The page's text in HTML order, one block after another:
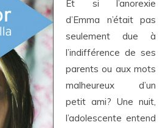
Et si l’anorexie
d’Emma n’était pas
seulement due à
l’indifférence de ses
parents ou aux mots
malheureux d’un
petit ami? Une nuit,
l’adolescente entend